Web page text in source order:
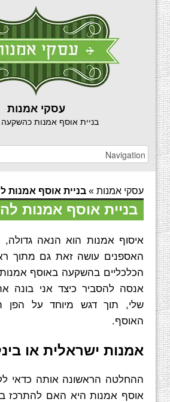
עסקי אמנות
בניית אוסף אמנות כהשקעה
עסקי אמנות » בניית אוסף אמנות
בניית אוסף אמנות
איסוף אמנות הוא הנאה
האספנים עושה זאת גם מתוך
הכלכליים בהשקעה באוסף
אנסה להסביר כיצד אני בונה
שלי, תוך דגש מיוחד על הפן
האוסף.
אמנות ישראלית או
ההחלטה הראשונה אותה כדאי
אוסף אמנות היא האם להתרכז